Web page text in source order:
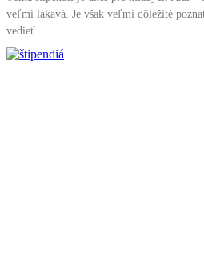
veľmi lákavá. Je však veľmi dôležité
vedieť